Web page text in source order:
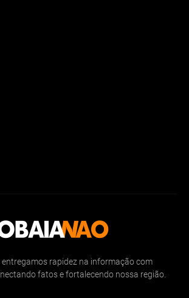
entregamos rapidez na informação com
fatos e fortalecendo nossa região.